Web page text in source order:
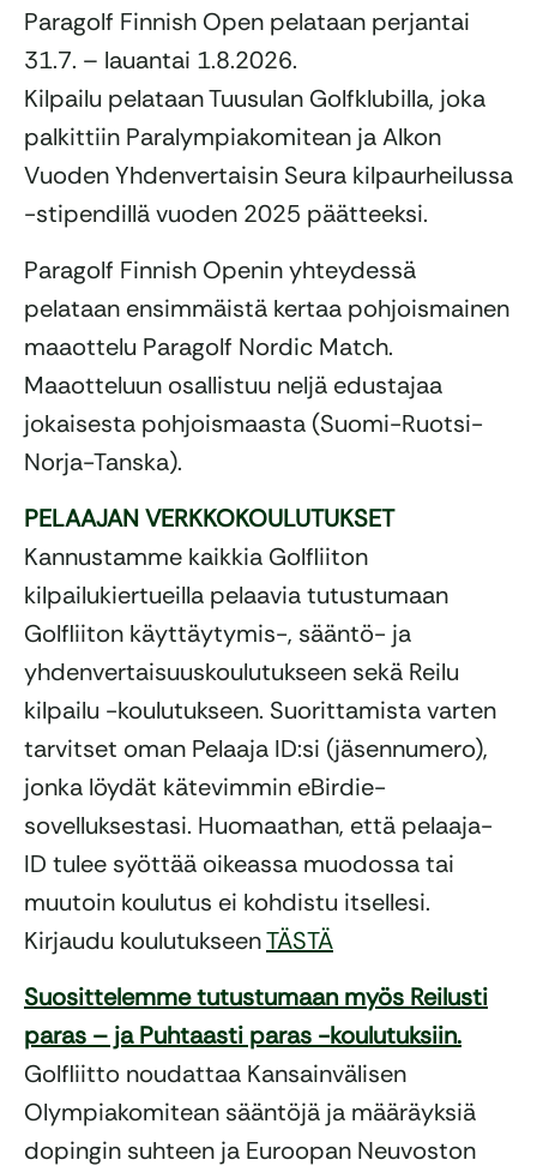
Paragolf Finnish Open pelataan perjantai
31.7. – lauantai 1.8.2026.
Kilpailu pelataan Tuusulan Golfklubilla, joka
palkittiin Paralympiakomitean ja Alkon
Vuoden Yhdenvertaisin Seura kilpaurheilussa
-stipendillä vuoden 2025 päätteeksi.
Paragolf Finnish Openin yhteydessä
pelataan ensimmäistä kertaa pohjoismainen
maaottelu Paragolf Nordic Match.
Maaotteluun osallistuu neljä edustajaa
jokaisesta pohjoismaasta (Suomi-Ruotsi-
Norja-Tanska).
PELAAJAN VERKKOKOULUTUKSET
Kannustamme kaikkia Golfliiton
kilpailukiertueilla pelaavia tutustumaan
Golfliiton käyttäytymis-, sääntö- ja
yhdenvertaisuuskoulutukseen sekä Reilu
kilpailu -koulutukseen. Suorittamista varten
tarvitset oman Pelaaja ID:si (jäsennumero),
jonka löydät kätevimmin eBirdie-
sovelluksestasi. Huomaathan, että pelaaja-
ID tulee syöttää oikeassa muodossa tai
muutoin koulutus ei kohdistu itsellesi.
Kirjaudu koulutukseenTÄSTÄ
Suosittelemme tutustumaan myös Reilusti
paras – ja Puhtaasti paras -koulutuksiin.
Golfliitto noudattaa Kansainvälisen
Olympiakomitean sääntöjä ja määräyksiä
dopingin suhteen ja Euroopan Neuvoston